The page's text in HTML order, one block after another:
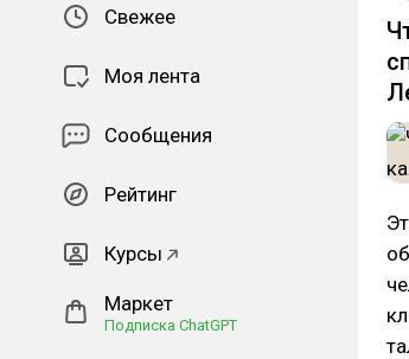
Свежее
Моя лента
Сообщения
Рейтинг
Курсы
Маркет
Подписка ChatGPT